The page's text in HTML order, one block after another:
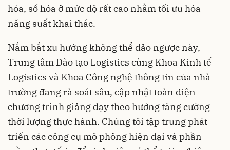
hóa, số hóa ở mức độ rất cao nhằm tối ưu hóa
năng suất khai thác.
Nắm bắt xu hướng không thể đảo ngược này,
Trung tâm Đào tạo Logistics cùng Khoa Kinh tế
Logistics và Khoa Công nghệ thông tin của nhà
trường đang rà soát sâu, cập nhật toàn diện
chương trình giảng dạy theo hướng tăng cường
thời lượng thực hành. Chúng tôi tập trung phát
triển các công cụ mô phỏng hiện đại và phần